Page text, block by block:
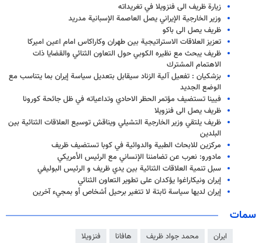
زيارة ظريف الى فنزويلا في تغريداته
وزير الخارجية الإيراني يصل العاصمة الإسبانية مدريد
ظريف يصل الى باكو
تعزيز العلاقات الاستراتيجية بين طهران وكاراكاس امام اعين اميركا
ظريف يبحث مع نظيره الكوبي حول التعاون الثنائي والقضايا ذات
الاهتمام المشترك
بزشكيان : تفعيل آلية الزناد سیقابل بتعديل سياسة إيران بما يتناسب مع
الوضع الجديد
فيينا تستضيف مؤتمر الحظر الاحادي وتداعياته في ظل جائحة كورونا
ظريف يصل الى فنزويلا
ظريف يلتقي وزير الخارجية التشيلي ويناقش توسيع العلاقات الثنائية بين
البلدين
مركزين للابحاث الطبية والدوائية في كوبا تستضيف ظريف
مادورو: نعرب عن تضامننا الإنساني مع الرئيس الأمريكي
سبل تنمية العلاقات الثنائية بین یدي ظریف و الرئیس البولیفي
إيران ونيكاراغوا يؤكدان على تطوير التعاون الثنائي
إيران لديها سياسة ثابتة لا تتغير برحيل أشخاص أو بمجيء آخرین
سمات
ايران محمد جواد ظريف هافانا فنزويلا